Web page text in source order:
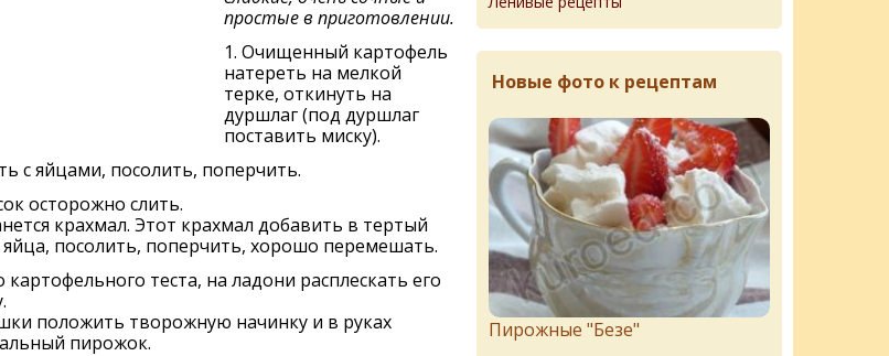
простые в приготовлении.
1. Очищенный картофель
натереть на мелкой
терке, откинуть на
дуршлаг (под дуршлаг
поставить миску).
с яйцами, посолить, поперчить.
осторожно слить.
крахмал. Этот крахмал добавить в тертый
посолить, поперчить, хорошо перемешать.
теста, на ладони расплескать его
положить творожную начинку и в руках
пирожок.
Новые фото к рецептам
Пирожныe "Бeзe"